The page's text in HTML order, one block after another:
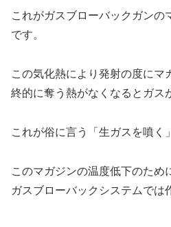
これがガスブローバックガンの
です。
この気化熱により発射の度にマ
終的に奪う熱がなくなるとガス
これが俗に言う「生ガスを噴く
このマガジンの温度低下のため
ガスブローバックシステムでは